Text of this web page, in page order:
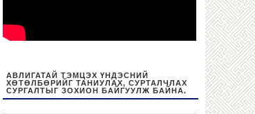
АВЛИГАТАЙ ТЭМЦЭХ ҮНДЭСНИЙ
ХӨТӨЛБӨРИЙГ ТАНИУЛАХ, СУРТАЛЧЛАХ
СУРГАЛТЫГ ЗОХИОН БАЙГУУЛЖ БАЙНА.